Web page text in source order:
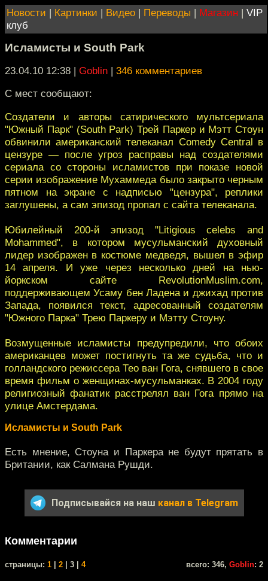
Новости | Картинки | Видео | Переводы | Магазин | VIP
клуб
Исламисты и South Park
23.04.10 12:38 | Goblin | 346 комментариев
С мест сообщают:
Создатели и авторы сатирического мультсериала
"Южный Парк" (South Park) Трей Паркер и Мэтт Стоун
обвинили американский телеканал Comedy Central в
цензуре — после угроз расправы над создателями
сериала со стороны исламистов при показе новой
серии изображение Мухаммеда было закрыто черным
пятном на экране с надписью "цензура", реплики
заглушены, а сам эпизод пропал с сайта телеканала.
Юбилейный 200-й эпизод "Litigious celebs and
Mohammed", в котором мусульманский духовный
лидер изображен в костюме медведя, вышел в эфир
14 апреля. И уже через несколько дней на нью-
йоркском сайте RevolutionMuslim.com,
поддерживающем Усаму бен Ладена и джихад против
Запада, появился текст, адресованный создателям
"Южного Парка" Трею Паркеру и Мэтту Стоуну.
Возмущенные исламисты предупредили, что обоих
американцев может постигнуть та же судьба, что и
голландского режиссера Тео ван Гога, снявшего в свое
время фильм о женщинах-мусульманках. В 2004 году
религиозный фанатик расстрелял ван Гога прямо на
улице Амстердама.
Исламисты и South Park
Есть мнение, Стоуна и Паркера не будут прятать в
Британии, как Салмана Рушди.
Подписывайся на наш канал в Telegram
Комментарии
cтраницы: 1 2 | 3 | 4 всего: 346, Goblin: 2